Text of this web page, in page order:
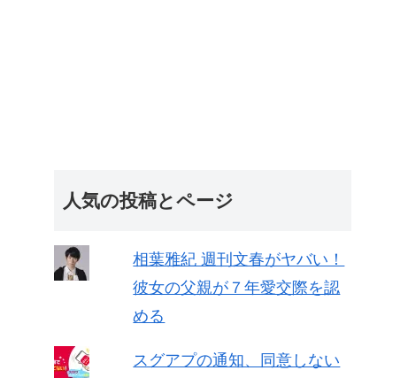
人気の投稿とページ
相葉雅紀 週刊文春がヤバい！
彼女の父親が７年愛交際を認
める
スグアプの通知、同意しない